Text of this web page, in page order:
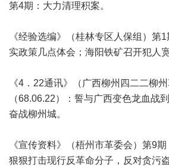
第4期：大力清理积案。
《经验选编》（桂林专区人保组）第
实政策几点体会；海阳铁矿召开犯人
《4．22通讯》（广西柳州四二二柳州
（68.06.22）：誓与广西变色龙血战
奋战柳州城。
《宣传资料》（梧州市革委会）第9
狠狠打击现行反革命分子，反对贪污